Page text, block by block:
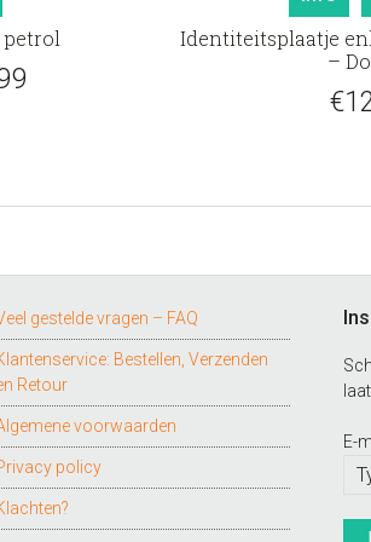
heeft
meerdere
op
de
productpagina
€34.99
Identiteitsplaatje
–
€
gestelde vragen – FAQ
Bestellen, Verzenden
Retour
voorwaarden
policy
E-